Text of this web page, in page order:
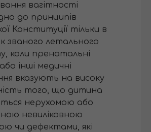
вагітності
до принципів
Конституції тільки в
званого летального
коли пренатальні
інші медичні
вказують на високу
того, що дитина
нерухомою або
невиліковною
чи дефектами, які